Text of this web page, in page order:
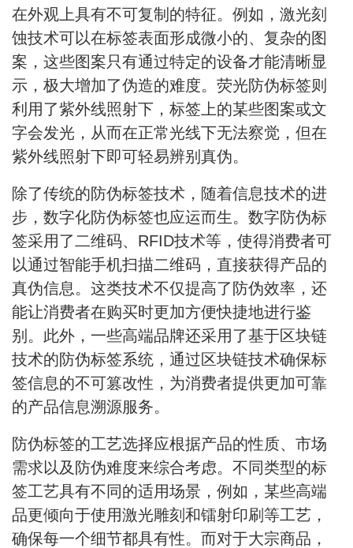
在外观上具有不可复制的特征。例如，激光刻
蚀技术可以在标签表面形成微小的、复杂的图
案，这些图案只有通过特定的设备才能清晰显
示，极大增加了伪造的难度。荧光防伪标签则
利用了紫外线照射下，标签上的某些图案或文
字会发光，从而在正常光线下无法察觉，但在
紫外线照射下即可轻易辨别真伪。
除了传统的防伪标签技术，随着信息技术的进
步，数字化防伪标签也应运而生。数字防伪标
签采用了二维码、RFID技术等，使得消费者可
以通过智能手机扫描二维码，直接获得产品的
真伪信息。这类技术不仅提高了防伪效率，还
能让消费者在购买时更加方便快捷地进行鉴
别。此外，一些高端品牌还采用了基于区块链
技术的防伪标签系统，通过区块链技术确保标
签信息的不可篡改性，为消费者提供更加可靠
的产品信息溯源服务。
防伪标签的工艺选择应根据产品的性质、市场
需求以及防伪难度来综合考虑。不同类型的标
签工艺具有不同的适用场景，例如，某些高端
品更倾向于使用激光雕刻和镭射印刷等工艺，
确保每一个细节都具有性。而对于大宗商品，